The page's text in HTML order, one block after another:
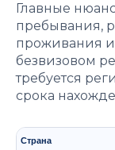
Главные
пребывания,
проживания
безвизовом
требуется
срока
Страна